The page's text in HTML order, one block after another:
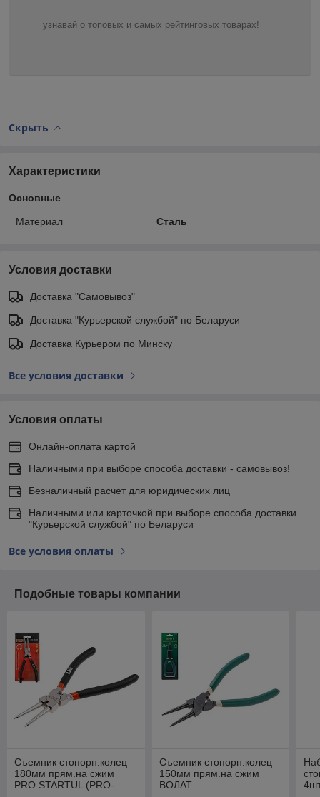
узнавай о топовых и самых рейтинговых товарах!
Скрыть
Характеристики
Основные
Материал Сталь
Условия доставки
Доставка "Самовывоз"
Доставка "Курьерской службой" по Беларуси
Доставка Курьером по Минску
Все условия доставки
Условия оплаты
Онлайн-оплата картой
Наличными при выборе способа доставки - самовывоз!
Безналичный расчет для юридических лиц
Наличными или карточкой при выборе способа доставки
"Курьерской службой" по Беларуси
Все условия оплаты
Подобные товары компании
Съемник стопорн.колец
180мм прям.на сжим
PRO STARTUL (PRO-
Съемник стопорн.колец
150мм прям.на сжим
ВОЛАТ